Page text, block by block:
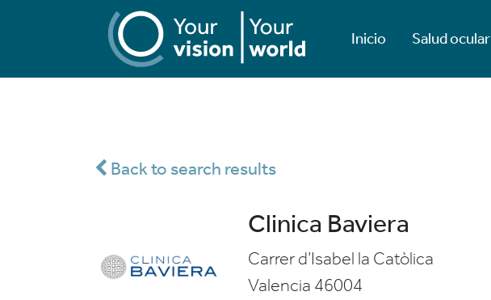
Inicio Salud ocular
Back to search results
Clinica Baviera
Carrer d’Isabel la Catòlica
Valencia 46004